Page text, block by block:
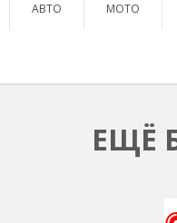
АВТО МОТО
ЕЩЁ